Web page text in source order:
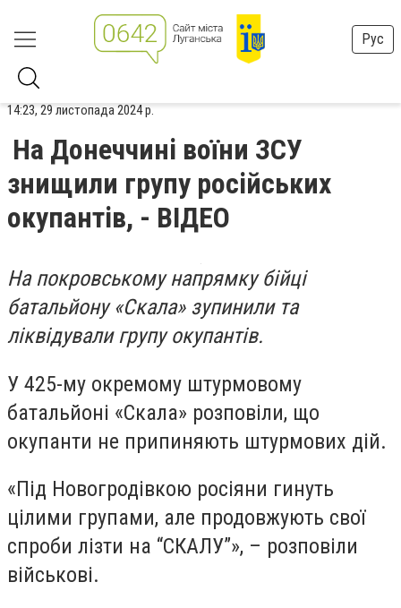
Рус
14:23, 29 листопада 2024 р.
На Донеччині воїни ЗСУ
знищили групу російських
окупантів, - ВІДЕО
На покровському напрямку бійці
батальйону «Скала» зупинили та
ліквідували групу окупантів.
У 425-му окремому штурмовому
батальйоні «Скала» розповіли, що
окупанти не припиняють штурмових дій.
«Під Новогродівкою росіяни гинуть
цілими групами, але продовжують свої
спроби лізти на “СКАЛУ”», – розповіли
військові.